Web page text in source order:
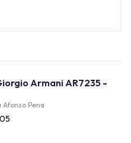
Armani AR7235 -
Afonso Pena